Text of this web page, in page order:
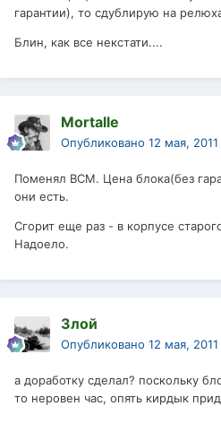
гарантии), то сдублирую на
Блин, как все некстати....
Mortalle
Опубликовано 12 мая, 2011
Поменял ВСМ. Цена блока(без
они есть.
Сгорит еще раз - в корпусе
Надоело.
Злой
Опубликовано 12 мая, 2011
а доработку сделал? поскольку
то неровен час, опять кирдык